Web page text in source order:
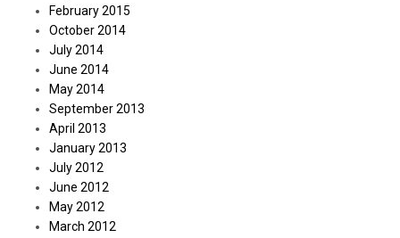
February 2015
October 2014
July 2014
June 2014
May 2014
September 2013
April 2013
January 2013
July 2012
June 2012
May 2012
March 2012